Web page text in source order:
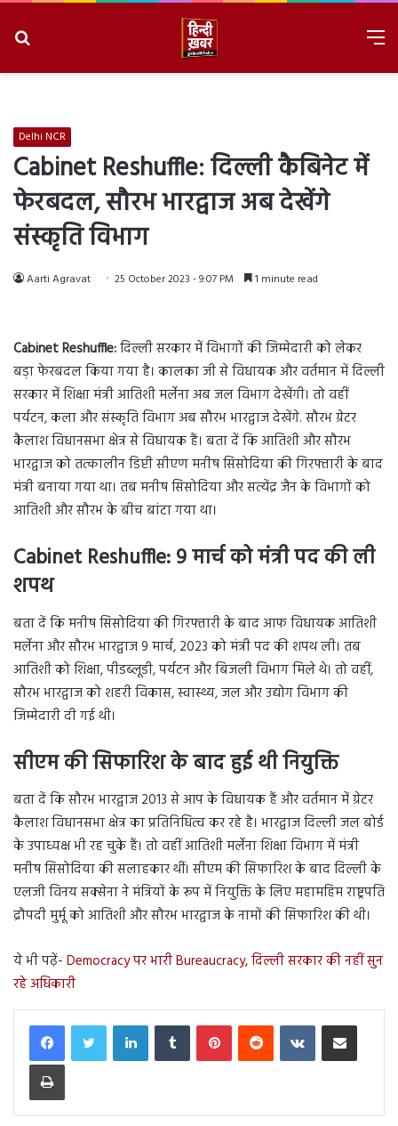
Delhi NCR
Cabinet Reshuffle: दिल्ली कैबिनेट में
फेरबदल, सौरभ भारद्वाज अब देखेंगे
संस्कृति विभाग
Aarti Agravat 25 October 2023 - 9:07 PM 1 minute read
Cabinet Reshuffle:दिल्ली सरकार में विभागों की जिम्मेदारी को लेकर
बड़ा फेरबदल किया गया है। कालका जी से विधायक और वर्तमान में दिल्ली
सरकार में शिक्षा मंत्री आतिशी मर्लेना अब जल विभाग देखेंगी। तो वहीं
पर्यटन, कला और संस्कृति विभाग अब सौरभ भारद्वाज देखेंगे. सौरभ ग्रेटर
कैलाश विधानसभा क्षेत्र से विधायक हैं। बता दें कि आतिशी और सौरभ
भारद्वाज को तत्कालीन डिप्टी सीएण मनीष सिसोदिया की गिरफ्तारी के बाद
मंत्री बनाया गया था। तब मनीष सिसोदिया और सत्येंद्र जैन के विभागों को
आतिशी और सौरभ के बीच बांटा गया था।
Cabinet Reshuffle:9 मार्च को मंत्री पद की ली
शपथ
बता दें कि मनीष सिसोदिया की गिरफ्तारी के बाद आफ विधायक आतिशी
मर्लेना और सौरभ भारद्वाज 9 मार्च, 2023 को मंत्री पद की शपथ ली। तब
आतिशी को शिक्षा, पीडब्लूडी, पर्यटन और बिजली विभाग मिले थे। तो वहीं,
सौरभ भारद्वाज को शहरी विकास, स्वास्थ्य, जल और उद्योग विभाग की
जिम्मेदारी दी गई थी।
सीएम की सिफारिश के बाद हुई थी नियुक्ति
बता दें कि सौरभ भारद्वाज 2013 से आप के विधायक हैं और वर्तमान में ग्रेटर
कैलाश विधानसभा क्षेत्र का प्रतिनिधित्व कर रहे है। भारद्वाज दिल्ली जल बोर्ड
के उपाध्यक्ष भी रह चुके हैं। तो वहीं आतिशी मर्लेना शिक्षा विभाग में मंत्री
मनीष सिसोदिया की सलाहकार थीं। सीएम की सिफारिश के बाद दिल्ली के
एलजी विनय सक्सेना ने मंत्रियों के रूप में नियुक्ति के लिए महामहिम राष्ट्रपति
द्रौपदी मुर्मू को आतिशी और सौरभ भारद्वाज के नामों की सिफारिश की थी।
ये भी पढ़ें- Democracy पर भारी Bureaucracy, दिल्ली सरकार की नहीं सुन
रहे अधिकारी
LinkedInTumblr PinterestReddit VKontakteShare via Email
Print